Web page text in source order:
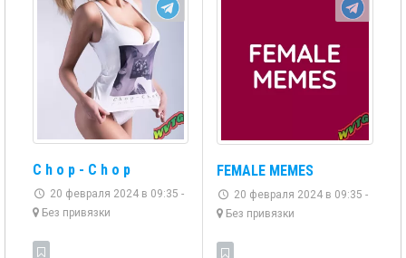
C h o p - C h o p
20 февраля 2024 в 09:35 -
Без привязки
FEMALE MEMES
20 февраля 2024 в 09:35 -
Без привязки